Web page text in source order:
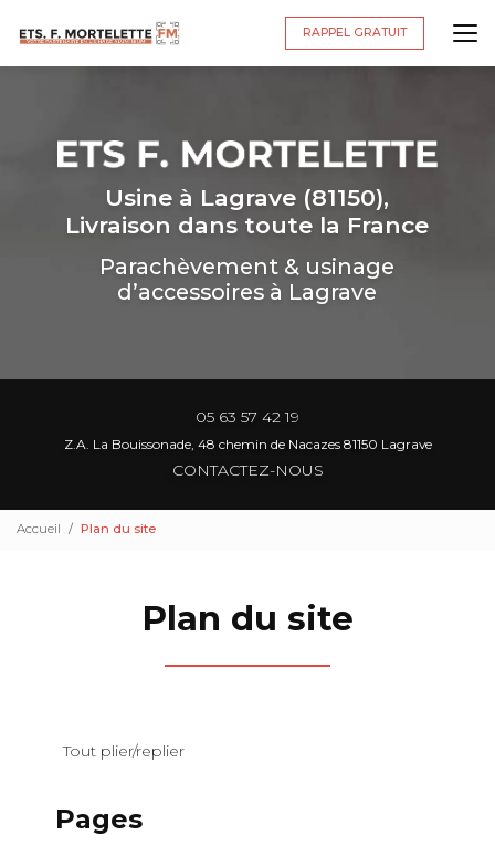
principal
RAPPEL GRATUIT
Usine à Lagrave (81150),
Livraison dans toute la France
Parachèvement & usinage
d’accessoires à Lagrave
05 63 57 42 19
Z.A. La Bouissonade, 48 chemin de Nacazes 81150 Lagrave
CONTACTEZ-NOUS
Accueil Plan du site
Plan du site
Tout plier/replier
Pages